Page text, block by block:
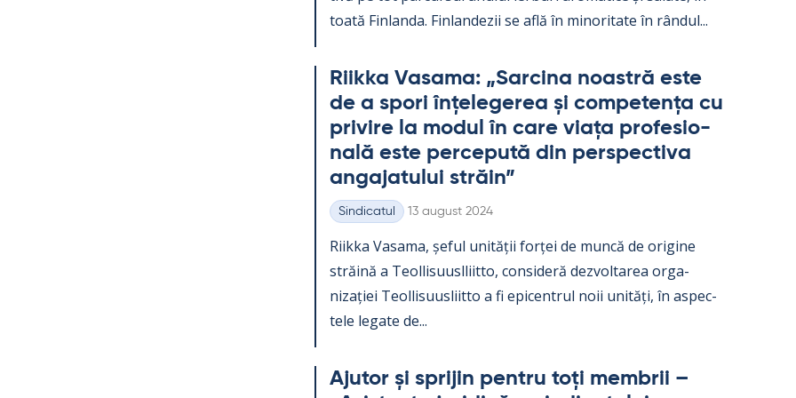
toată Fin­landa. Fin­lan­dezii se află în mi­no­ri­tate în rân­dul...
Riikka Va­sama: „Sarcina noa­stră este
de a spori înțe­le­ge­rea și com­pe­tența cu
pri­vire la mo­dul în care viața pro­fe­sio­
nală este perce­pută din pers­pec­tiva
an­ga­ja­tu­lui străin”
Categorii
Sindicatul Kirjoitettu
13 august 2024
Riikka Va­sama, șe­ful unității forței de muncă de ori­gine
străină a Teol­li­suusl­liitto, con­si­deră dez­vol­ta­rea or­ga­
nizației Teol­li­suus­liitto a fi epicent­rul noii unități, în as­pec­
tele le­gate de...
Aju­tor și spri­jin pentru toți mem­brii –